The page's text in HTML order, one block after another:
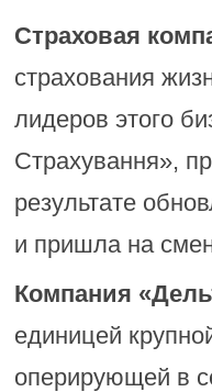
Страховая
страхования
лидеров этого
Страхування»,
результате
и пришла на
Компания
единицей
оперирующей в